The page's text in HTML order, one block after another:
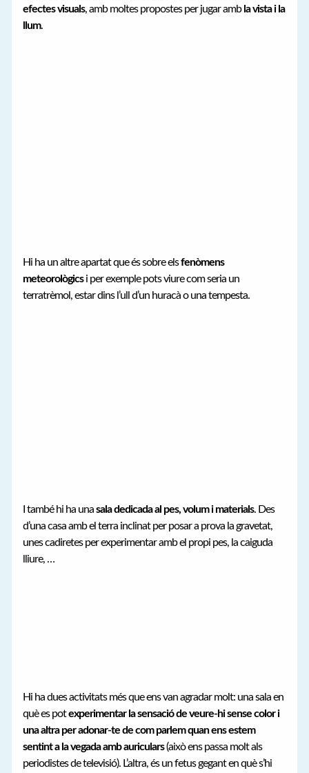
efectes visuals, amb moltes propostes per jugar ambla vista i la
llum.
Hi ha un altre apartat que és sobre elsfenòmens
meteorològicsi per exemple pots viure com seria un
terratrèmol, estar dins l’ull d’un huracà o una tempesta.
I també hi ha unasala dedicada al pes, volum i materials. Des
d’una casa amb el terra inclinat per posar a prova la gravetat,
unes cadiretes per experimentar amb el propi pes, la caiguda
lliure, …
Hi ha dues activitats més que ens van agradar molt: una sala en
què es potexperimentar la sensació de veure-hi sense color i
una altra per adonar-te de com parlem quan ens estem
sentint a la vegada amb auriculars(això ens passa molt als
periodistes de televisió). L’altra, és un fetus gegant en què s’hi